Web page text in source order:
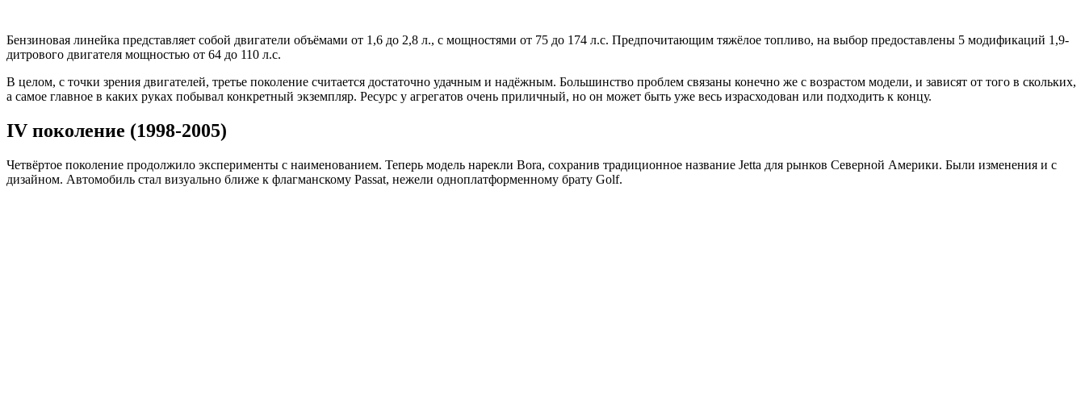
Бензиновая линейка представляет собой двигатели объёмами от 1,6 до 2,8 л., с мощностями от 75 до 174 л.с. Предпочитающим тяжёлое топливо, на выбор предоставлены 5 модификаций 1,9-
дитрового двигателя мощностью от 64 до 110 л.с.
В целом, с точки зрения двигателей, третье поколение считается достаточно удачным и надёжным. Большинство проблем связаны конечно же с возрастом модели, и зависят от того в скольких,
а самое главное в каких руках побывал конкретный экземпляр. Ресурс у агрегатов очень приличный, но он может быть уже весь израсходован или подходить к концу.
IV поколение (1998-2005)
Четвёртое поколение продолжило эксперименты с наименованием. Теперь модель нарекли Bora, сохранив традиционное название Jetta для рынков Северной Америки. Были изменения и с
дизайном. Автомобиль стал визуально ближе к флагманскому Passat, нежели одноплатформенному брату Golf.